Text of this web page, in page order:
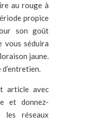
au rouge à
propice
son goût
vous séduira
jaune.
article avec
et donnez-
réseaux